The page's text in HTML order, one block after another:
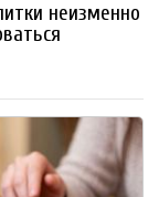
неизменно